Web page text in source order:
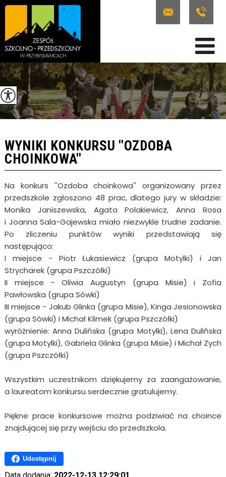
WYNIKI KONKURSU ''OZDOBA
CHOINKOWA''
Na konkurs ''Ozdoba choinkowa'' organizowany przez
przedszkole zgłoszono 48 prac, dlatego jury w składzie:
Monika Janiszewska, Agata Polakiewicz, Anna Rosa
i Joanna Sala-Gajewska miało niezwykle trudne zadanie.
Po zliczeniu punktów wyniki przedstawiają się
następująco:
I miejsce - Piotr Łukasiewicz (grupa Motylki) i Jan
Strycharek (grupa Pszczółki)
II miejsce - Oliwia Augustyn (grupa Misie) i Zofia
Pawłowska (grupa Sówki)
III miejsce - Jakub Glinka (grupa Misie), Kinga Jesionowska
(grupa Sówki) i Michał Klimek (grupa Pszczółki)
wyróżnienie: Anna Dulińska (grupa Motylki), Lena Dulińska
(grupa Motylki), Gabriela Glinka (grupa Misie) i Michał Zych
(grupa Pszczółki)
Wszystkim uczestnikom dziękujemy za zaangażowanie,
a laureatom konkursu serdecznie gratulujemy.
Piękne prace konkursowe można podziwiać na choince
znajdującej się przy wejściu do przedszkola.
Udostępnij